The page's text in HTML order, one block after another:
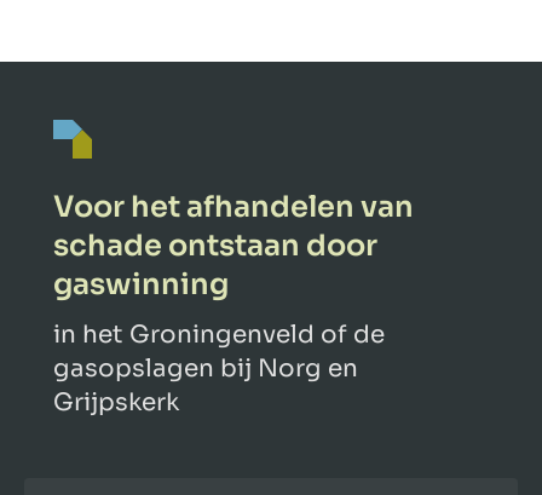
Voor het afhandelen van
schade ontstaan door
gaswinning
in het Groningenveld of de
gasopslagen bij Norg en
Grijpskerk